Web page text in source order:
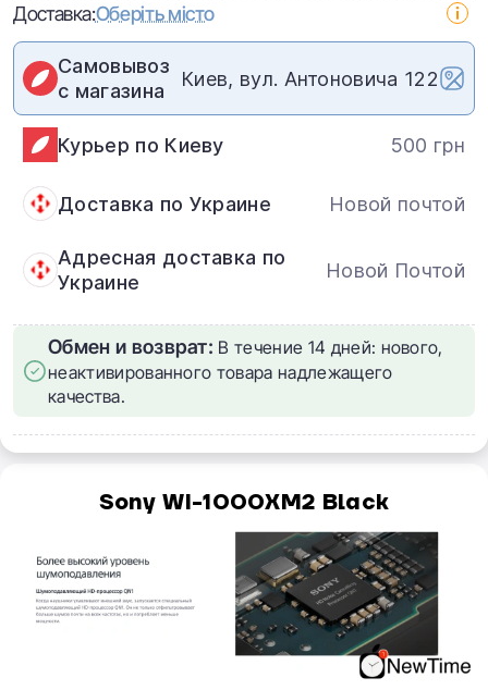
Доставка:Оберіть місто
Самовывоз
с магазина
Киев, вул. Антоновича 122
Курьер по Киеву 500 грн
Доставка по Украине Новой почтой
Адресная доставка по
Украине
Новой Почтой
Обмен и возврат: В течение 14 дней: нового,
неактивированного товара надлежащего
качества.
Sony WI-1000XM2 Black